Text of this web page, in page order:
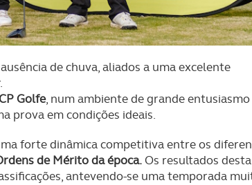
de chuva, aliados a uma excelente
Golfe, num ambiente de grande entusiasmo
prova em condições ideais.
forte dinâmica competitiva entre os
de Mérito da época.Os resultados desta
antevendo-se uma temporada